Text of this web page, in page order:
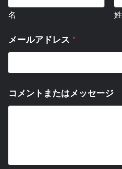
ま
た
メ
ー
名
前
メ
レ
名 姓
メールアドレス *
コメントまたはメッセージ